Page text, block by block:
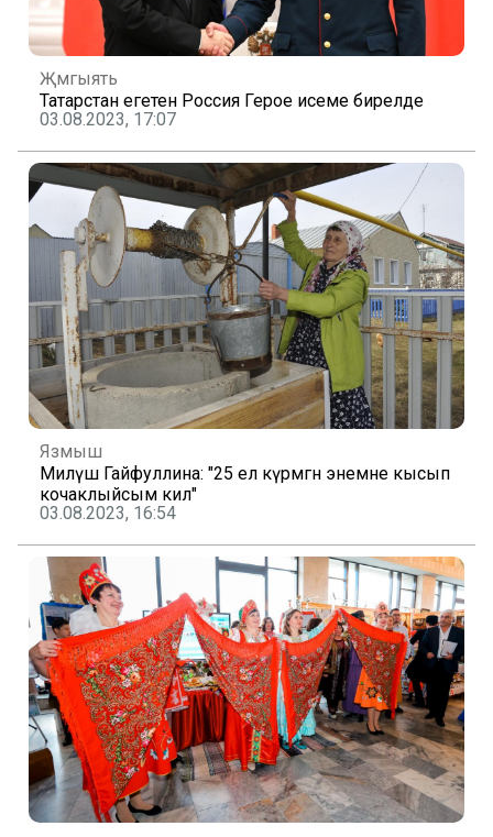
Җәмгыять
Татарстан егетенә Россия Герое исеме бирелде
03.08.2023, 17:07
Язмыш
Миләүшә Гайфуллина: "25 ел күрмәгән энемне кысып
кочаклыйсым килә"
03.08.2023, 16:54